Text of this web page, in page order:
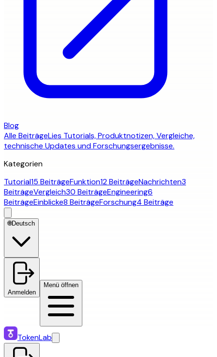
Blog
Alle BeiträgeLies Tutorials, Produktnotizen, Vergleiche,
technische Updates und Forschungsergebnisse.
Kategorien
Tutorial15 BeiträgeFunktion12 BeiträgeNachrichten3
BeiträgeVergleich30 BeiträgeEngineering6
BeiträgeEinblicke8 BeiträgeForschung4 Beiträge
🌐Deutsch
Anmelden
Menü öffnen
TokenLab